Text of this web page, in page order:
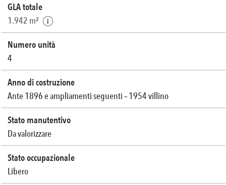
GLA totale
1.942 m²
Numero unità
4
Anno di costruzione
Ante 1896 e ampliamenti seguenti – 1954 villino
Stato manutentivo
Da valorizzare
Stato occupazionale
Libero